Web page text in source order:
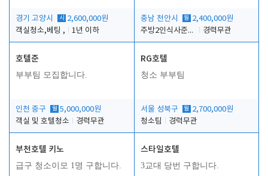
경기 고양시 시
2,600,000원
객실청소,베팅 ,
1년 이하
충남 천안시 월 2,400,000원
주방2인식사준비및청소린렌보조
경력무관
호텔준
부부팀 모집합니다.
인천 중구 월 5,000,000원
객실 및 호텔청소
경력무관
RG호텔
청소 부부팀
서울 성북구 월 2,700,000원
청소팀
경력무관
부천호텔 키노
급구 청소이모 1명 구합니다.
스타일호텔
3교대 당번 구합니다.